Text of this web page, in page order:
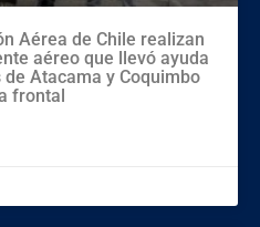
Aérea de Chile realizan
aéreo que llevó ayuda
Atacama y Coquimbo
frontal